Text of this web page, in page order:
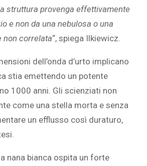
struttura provenga effettivamente
e non da una nebulosa o una
non correlata“, spiega Ilkiewicz.
dell’onda d’urto implicano
stia emettendo un potente
1000 anni. Gli scienziati non
come una stella morta e senza
un efflusso così duraturo,
nana bianca ospita un forte